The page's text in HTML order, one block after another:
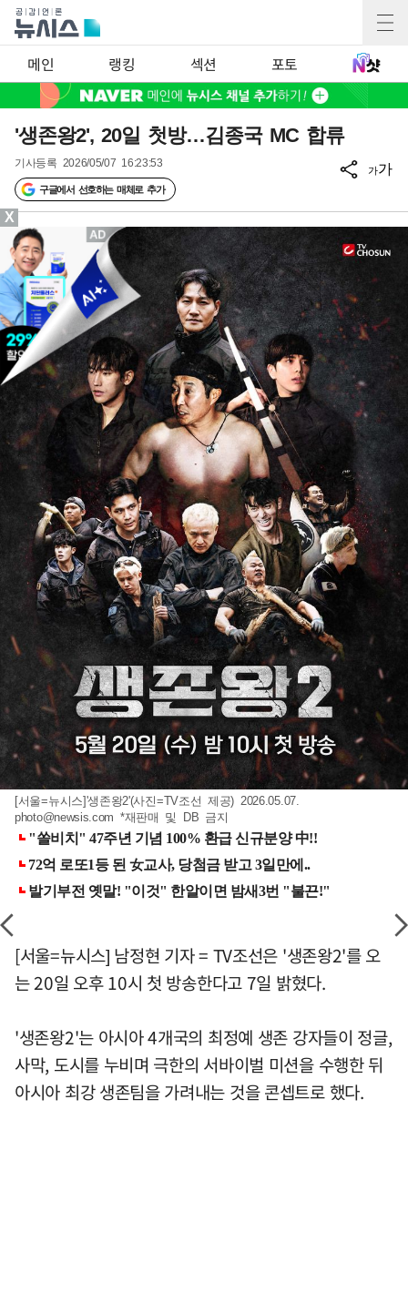
메인 랭킹 섹션 포토
'생존왕2', 20일 첫방…김종국 MC 합류
기사등록 2026/05/07 16:23:53
구글에서 선호하는 매체로 추가
가가
[서울=뉴시스]'생존왕2'(사진=TV조선 제공) 2026.05.07.
photo@newsis.com *재판매 및 DB 금지
[서울=뉴시스] 남정현 기자 = TV조선은 '생존왕2'를 오
는 20일 오후 10시 첫 방송한다고 7일 밝혔다.
'생존왕2'는 아시아 4개국의 최정예 생존 강자들이 정글,
사막, 도시를 누비며 극한의 서바이벌 미션을 수행한 뒤
아시아 최강 생존팀을 가려내는 것을 콘셉트로 했다.
X